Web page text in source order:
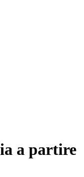
a partire